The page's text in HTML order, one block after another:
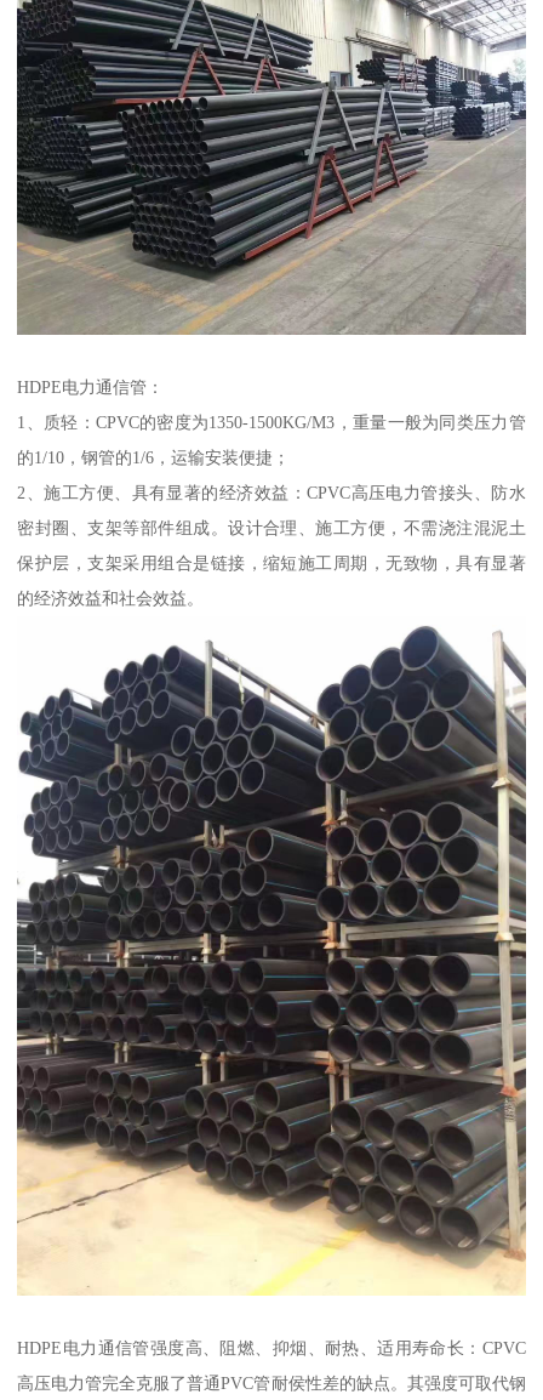
HDPE电力通信管：
1、质轻：CPVC的密度为1350-1500KG/M3，重量一般为同类压力管
的1/10，钢管的1/6，运输安装便捷；
2、施工方便、具有显著的经济效益：CPVC高压电力管接头、防水
密封圈、支架等部件组成。设计合理、施工方便，不需浇注混泥土
保护层，支架采用组合是链接，缩短施工周期，无致物，具有显著
的经济效益和社会效益。
HDPE电力通信管强度高、阻燃、抑烟、耐热、适用寿命长：CPVC
高压电力管完全克服了普通PVC管耐侯性差的缺点。其强度可取代钢